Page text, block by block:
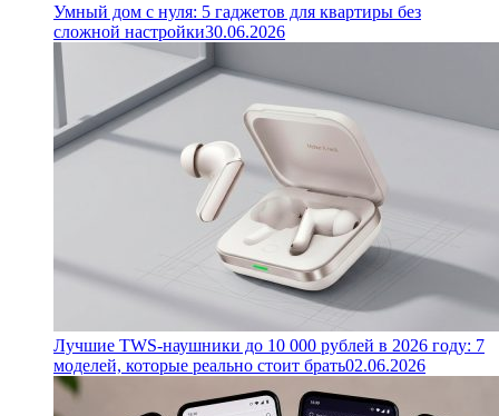
Умный дом с нуля: 5 гаджетов для квартиры без
сложной настройки30.06.2026
Лучшие TWS-наушники до 10 000 рублей в 2026 году: 7
моделей, которые реально стоит брать02.06.2026